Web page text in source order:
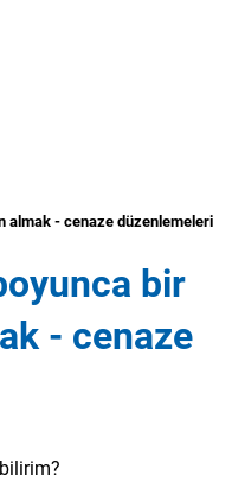
Português
Deutsch MENÜ
almak - cenaze düzenlemeleri
bir
- cenaze